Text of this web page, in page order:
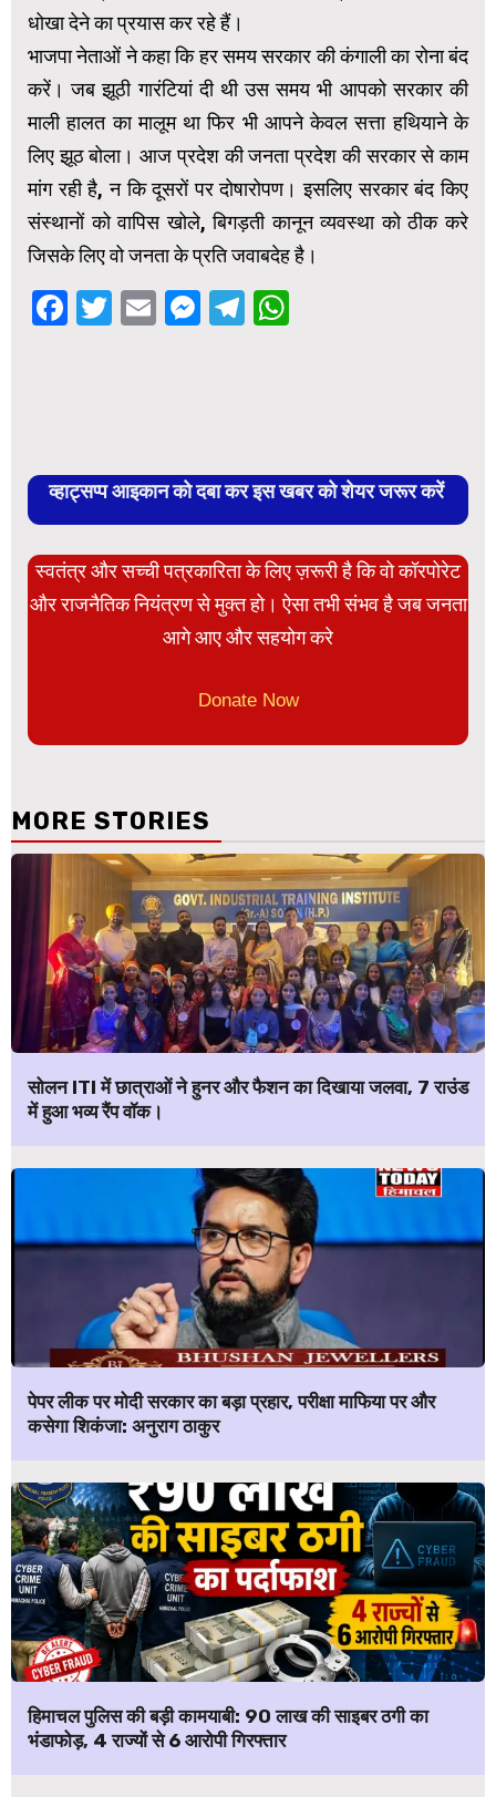
धोखा देने का प्रयास कर रहे हैं।
भाजपा नेताओं ने कहा कि हर समय सरकार की कंगाली का रोना बंद
करें। जब झूठी गारंटियां दी थी उस समय भी आपको सरकार की
माली हालत का मालूम था फिर भी आपने केवल सत्ता हथियाने के
लिए झूठ बोला। आज प्रदेश की जनता प्रदेश की सरकार से काम
मांग रही है, न कि दूसरों पर दोषारोपण। इसलिए सरकार बंद किए
संस्थानों को वापिस खोले, बिगड़ती कानून व्यवस्था को ठीक करे
जिसके लिए वो जनता के प्रति जवाबदेह है।
Facebook
Twitter
EmailMessenger
Telegram
व्हाट्सप्प आइकान को दबा कर इस खबर को शेयर जरूर करें
स्वतंत्र और सच्ची पत्रकारिता के लिए ज़रूरी है कि वो कॉरपोरेट
और राजनैतिक नियंत्रण से मुक्त हो। ऐसा तभी संभव है जब जनता
आगे आए और सहयोग करे
Donate Now
MORE STORIES
सोलन ITI में छात्राओं ने हुनर और फैशन का दिखाया जलवा, 7 राउंड
में हुआ भव्य रैंप वॉक।
पेपर लीक पर मोदी सरकार का बड़ा प्रहार, परीक्षा माफिया पर और
कसेगा शिकंजा: अनुराग ठाकुर
हिमाचल पुलिस की बड़ी कामयाबी: ₹90 लाख की साइबर ठगी का
भंडाफोड़, 4 राज्यों से 6 आरोपी गिरफ्तार